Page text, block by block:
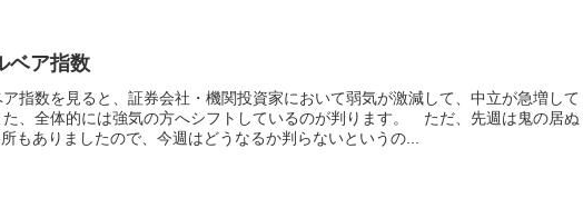
ベア指数
指数を見ると、証券会社・機関投資家において弱気が激減して、中立が急増して
、全体的には強気の方へシフトしているのが判ります。 ただ、先週は鬼の居ぬ
もありましたので、今週はどうなるか判らないというの...